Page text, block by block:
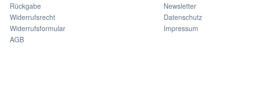
Rückgabe
Widerrufsrecht
Widerrufsformular
AGB
Newsletter
Datenschutz
Impressum